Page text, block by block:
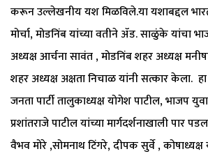
करून उल्लेखनीय यश मिळविले.या यशाबद्दल
मोर्चा, मोडनिंब यांच्या वतीने ॲड. साळुंके यांचा
अध्यक्ष आर्चना सावंत , मोडनिंब शहर अध्यक्ष
शहर अध्यक्ष अक्षता निचाळ यांनी सत्कार केला. हा
जनता पार्टी तालुकाध्यक्ष योगेश पाटील, भाजप
प्रशांतराजे पाटील यांच्या मार्गदर्शनाखाली पार
वैभव मोरे ,सोमनाथ टिंगरे, दीपक सुर्वे , कोषाध्यक्ष